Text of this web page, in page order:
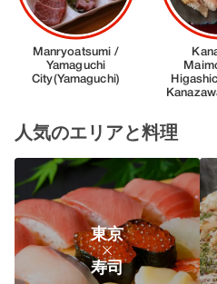
人気のエリアと料理
東京
寿司